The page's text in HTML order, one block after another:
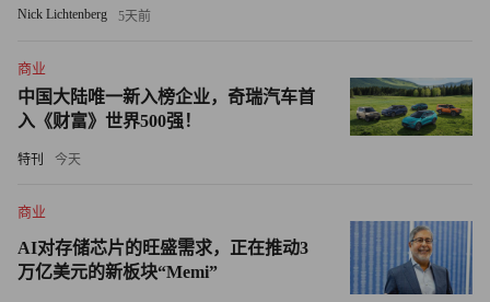
审校：汪皓
Nick Lichtenberg 5天前
商业
中国大陆唯一新入榜企业，奇瑞汽车首
入《财富》世界500强！
特刊 今天
商业
AI对存储芯片的旺盛需求，正在推动3
万亿美元的新板块“Memi”